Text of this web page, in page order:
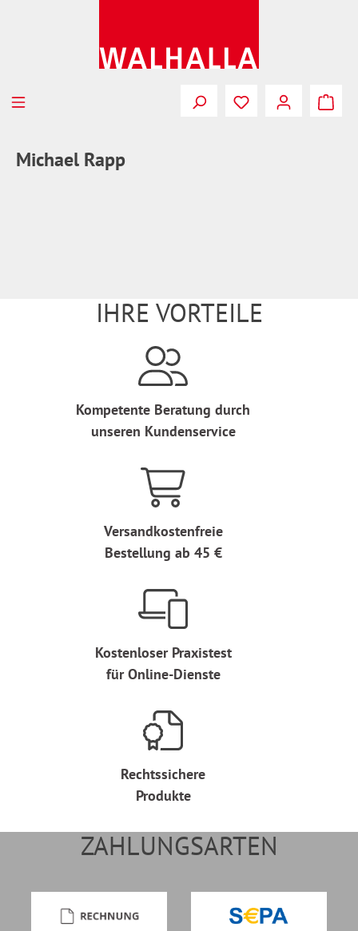
Du hast 0
Michael Rapp
IHRE VORTEILE
Kompetente Beratung durch
unseren Kundenservice
Versandkostenfreie
Bestellung ab 45 €
Kostenloser Praxistest
für Online-Dienste
Rechtssichere
Produkte
ZAHLUNGSARTEN